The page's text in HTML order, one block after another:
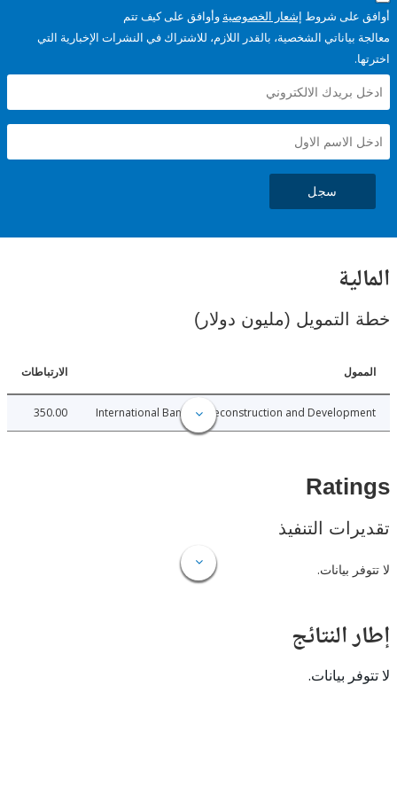
شروطإشعار الخصوصيةوأوافق على كيف تتم
الشخصية، بالقدر اللازم، للاشتراك في النشرات الإخبارية التي
(مليون دولار)
الارتباطات
International Bank for Reconstruction and
350.00
التنفيذ
بيانات.
بيانات.